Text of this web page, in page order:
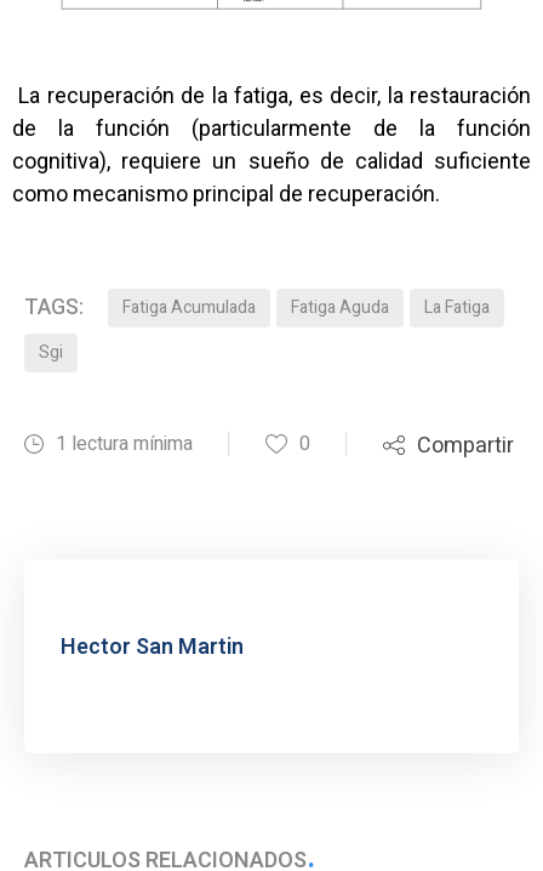
La recuperación de la fatiga, es decir, la restauración
de la función (particularmente de la función
cognitiva), requiere un sueño de calidad suficiente
como mecanismo principal de recuperación.
TAGS: Fatiga Acumulada Fatiga Aguda
La Fatiga
Sgi
1 lectura mínima 0 Compartir
Hector San Martin
ARTÍCULOS RELACIONADOS